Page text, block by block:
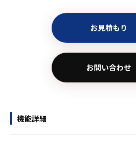
お見積もり
お問い合わせ
機能詳細